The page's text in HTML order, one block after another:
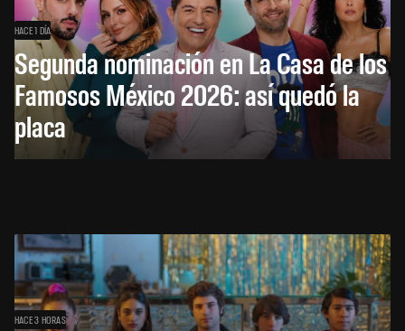
HACE 1 DÍA
Segunda nominación en La Casa de los
Famosos México 2026: así quedó la
placa
HACE 3 HORAS